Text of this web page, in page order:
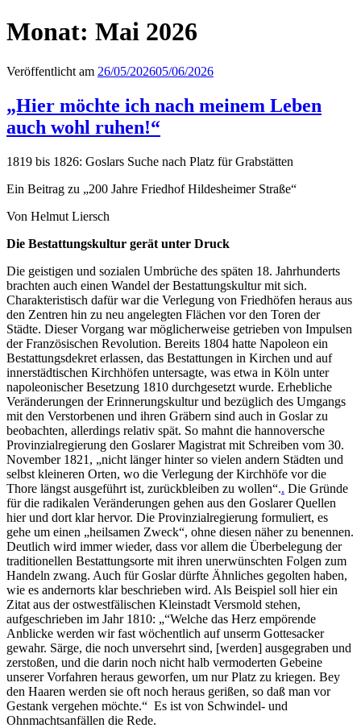
Monat: Mai 2026
Veröffentlicht am 26/05/202605/06/2026
„Hier möchte ich nach meinem Leben
auch wohl ruhen!“
1819 bis 1826: Goslars Suche nach Platz für Grabstätten
Ein Beitrag zu „200 Jahre Friedhof Hildesheimer Straße“
Von Helmut Liersch
Die Bestattungskultur gerät unter Druck
Die geistigen und sozialen Umbrüche des späten 18. Jahrhunderts
brachten auch einen Wandel der Bestattungskultur mit sich.
Charakteristisch dafür war die Verlegung von Friedhöfen heraus aus
den Zentren hin zu neu angelegten Flächen vor den Toren der
Städte. Dieser Vorgang war möglicherweise getrieben von Impulsen
der Französischen Revolution. Bereits 1804 hatte Napoleon ein
Bestattungsdekret erlassen, das Bestattungen in Kirchen und auf
innerstädtischen Kirchhöfen untersagte, was etwa in Köln unter
napoleonischer Besetzung 1810 durchgesetzt wurde. Erhebliche
Veränderungen der Erinnerungskultur und bezüglich des Umgangs
mit den Verstorbenen und ihren Gräbern sind auch in Goslar zu
beobachten, allerdings relativ spät. So mahnt die hannoversche
Provinzialregierung den Goslarer Magistrat mit Schreiben vom 30.
November 1821, „nicht länger hinter so vielen andern Städten und
selbst kleineren Orten, wo die Verlegung der Kirchhöfe vor die
Thore längst ausgeführt ist, zurückbleiben zu wollen“.. Die Gründe
für die radikalen Veränderungen gehen aus den Goslarer Quellen
hier und dort klar hervor. Die Provinzialregierung formuliert, es
gehe um einen „heilsamen Zweck“, ohne diesen näher zu benennen.
Deutlich wird immer wieder, dass vor allem die Überbelegung der
traditionellen Bestattungsorte mit ihren unerwünschten Folgen zum
Handeln zwang. Auch für Goslar dürfte Ähnliches gegolten haben,
wie es andernorts klar beschrieben wird. Als Beispiel soll hier ein
Zitat aus der ostwestfälischen Kleinstadt Versmold stehen,
aufgeschrieben im Jahr 1810: „“Welche das Herz empörende
Anblicke werden wir fast wöchentlich auf unserm Gottesacker
gewahr. Särge, die noch unversehrt sind, [werden] ausgegraben und
zerstoßen, und die darin noch nicht halb vermoderten Gebeine
unserer Vorfahren heraus geworfen, um nur Platz zu kriegen. Bey
den Haaren werden sie oft noch heraus gerißen, so daß man vor
Gestank vergehen möchte.“ Es ist von Schwindel- und
Ohnmachtsanfällen die Rede.